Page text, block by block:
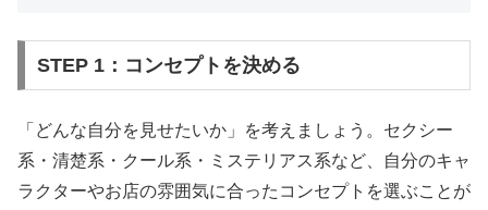
STEP 1：コンセプトを決める
「どんな自分を見せたいか」を考えましょう。セクシー
系・清楚系・クール系・ミステリアス系など、自分のキャ
ラクターやお店の雰囲気に合ったコンセプトを選ぶことが